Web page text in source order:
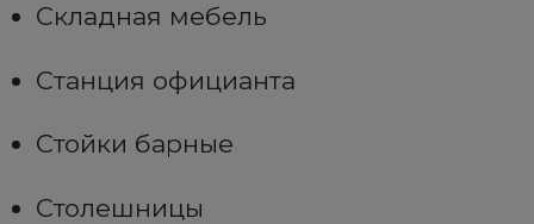
Складная мебель
Станция официанта
Стойки барные
Столешницы